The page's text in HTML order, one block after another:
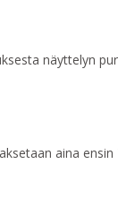
näyttelyn
aina ensin